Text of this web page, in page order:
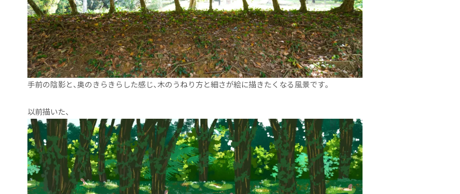
手前の陰影と、奥のきらきらした感じ、木のうねり方と細さが絵に描きたくなる風景です。
以前描いた、